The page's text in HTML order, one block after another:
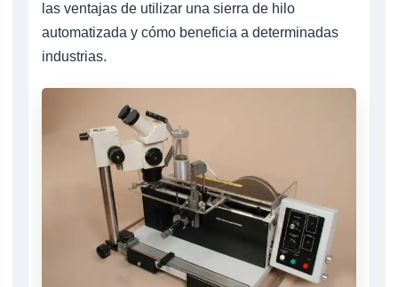
las ventajas de utilizar una sierra de hilo
automatizada y cómo beneficia a determinadas
industrias.